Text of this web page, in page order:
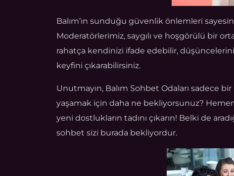
Balım’ın sunduğu güvenlik önlemleri
Moderatörlerimiz, saygılı ve hoşgörülü bir
rahatça kendinizi ifade edebilir,
keyfini çıkarabilirsiniz.
Unutmayın, Balım Sohbet Odaları sadece
yaşamak için daha ne bekliyorsunuz? Hemen
yeni dostlukların tadını çıkarın! Belki de
sohbet sizi burada bekliyordur.